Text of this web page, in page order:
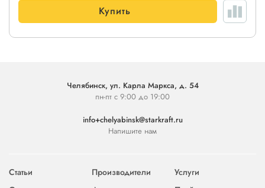
Купить
Челябинск, ул. Карла Маркса, д. 54
пн-пт с 9:00 до 19:00
info+chelyabinsk@starkraft.ru
Напишите нам
Статьи Производители
Услуги